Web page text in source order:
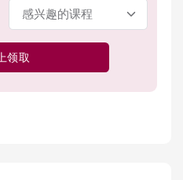
领取